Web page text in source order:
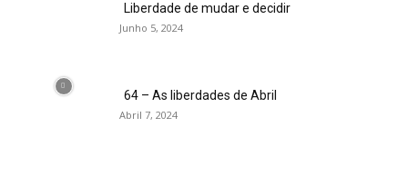
Liberdade de mudar e decidir
Junho 5, 2024
64 – As liberdades de Abril
Abril 7, 2024